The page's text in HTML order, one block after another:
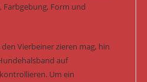
Form und
Vierbeiner zieren mag, hin
auf
Um ein